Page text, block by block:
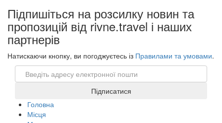
Підпишіться на розсилку новин та
пропозицій від rivne.travel і наших
партнерів
Натискаючи кнопку, ви погоджуєтесь із Правилами та умовами.
Email
Підписатися
Головна
Місця